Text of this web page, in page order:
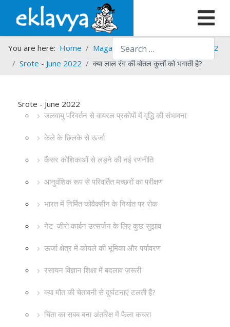
Search
You are here: Home Magazines Srote
Srote - 2022
Srote - June 2022
क्या लाल रंग की बोतल कुत्तों को भगाती है?
Srote - June 2022
जलवायु परिवर्तन से वायरल प्रकोपों में वृद्धि की संभावना
केले के छिलके से ऊर्जा
कैंसर कोशिकाओं से लड़ने की नई रणनीति
आनुवंशिक रूप से परिवर्तित मच्छरों का परीक्षण
भारत में निर्मित कोवैक्सीन के निर्यात पर रोक
नेट-ज़ीरो कार्बन उत्सर्जन के लिए कुछ सुझाव
ऊर्जा क्षेत्र में कोयले की भूमिका और पर्यावरण
रसायन विज्ञान शिक्षा में बदलाव ज़रूरी
क्या मौत की चेतावनी से दुर्घटनाएं टलती हैं?
चिंता का सबब बना अंतरिक्ष में फैला कचरा